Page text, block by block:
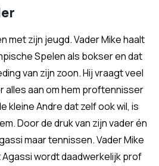
met zijn jeugd. Vader Mike haalt
Spelen als bokser en dat
van zijn zoon. Hij vraagt veel
alles aan om hem proftennisser
kleine Andre dat zelf ook wil, is
Door de druk van zijn vader én
maar tennissen. Vader Mike
Agassi wordt daadwerkelijk prof